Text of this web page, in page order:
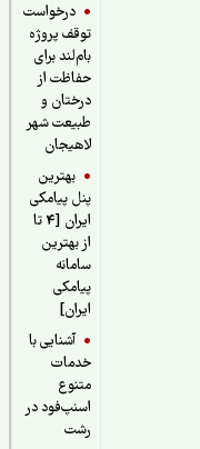
درخواست
توقف پروژه
بام‌لند برای
حفاظت از
درختان و
طبیعت شهر
لاهیجان
بهترین
پنل پیامکی
ایران [4 تا
از بهترین
سامانه
پیامکی
آشنایی با
خدمات
اسنپ‌فود در